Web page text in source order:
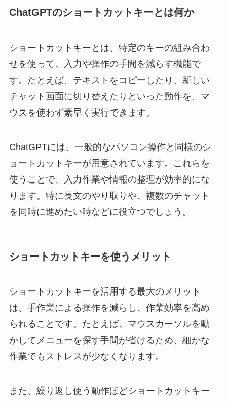
ChatGPTのショートカットキーとは何か
ショートカットキーとは、特定のキーの組み合わ
せを使って、入力や操作の手間を減らす機能で
す。たとえば、テキストをコピーしたり、新しい
チャット画面に切り替えたりといった動作を、マ
ウスを使わず素早く実行できます。
ChatGPTには、一般的なパソコン操作と同様のシ
ョートカットキーが用意されています。これらを
使うことで、入力作業や情報の整理が効率的にな
ります。特に長文のやり取りや、複数のチャット
を同時に進めたい時などに役立つでしょう。
ショートカットキーを使うメリット
ショートカットキーを活用する最大のメリット
は、手作業による操作を減らし、作業効率を高め
られることです。たとえば、マウスカーソルを動
かしてメニューを探す手間が省けるため、細かな
作業でもストレスが少なくなります。
また、繰り返し使う動作ほどショートカットキー